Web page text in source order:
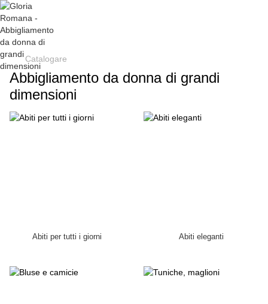
Catalogare
Abbigliamento da donna di grandi
dimensioni
Abiti per tutti i giorni Abiti eleganti